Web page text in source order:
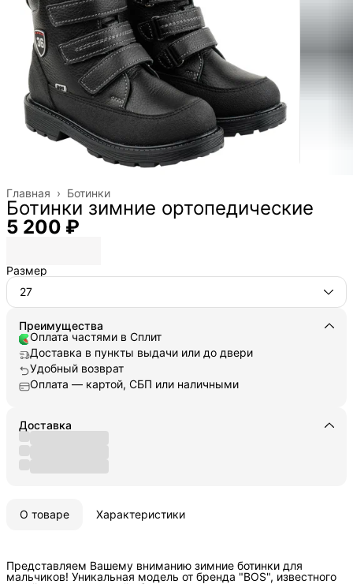
Ботинки
Главная ›
Ботинки зимние ортопедические
5 200 ₽
Размер
27
Преимущества
Оплата частями в Сплит
Доставка в пункты выдачи или до двери
Удобный возврат
Оплата — картой, СБП или наличными
Доставка
О товаре Характеристики
Представляем Вашему вниманию зимние ботинки для
мальчиков! Уникальная модель от бренда "BOS", известного